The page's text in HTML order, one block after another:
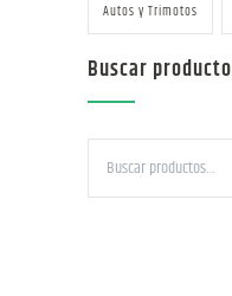
Autos y Trimotos
Buscar producto